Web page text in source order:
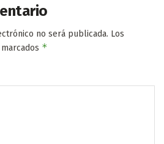
no será publicada. Los
*